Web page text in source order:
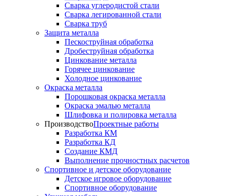
Сварка углеродистой стали
Сварка легированной стали
Сварка труб
Защита металла
Пескоструйная обработка
Дробеструйная обработка
Цинкование металла
Горячее цинкование
Холодное цинкование
Окраска металла
Порошковая окраска металла
Окраска эмалью металла
Шлифовка и полировка металла
ПроизводствоПроектные работы
Разработка КМ
Разработка КД
Создание КМД
Выполнение прочностных расчетов
Спортивное и детское оборудование
Детское игровое оборудование
Спортивное оборудование